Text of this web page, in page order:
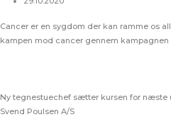
Cancer er en sygdom der kan ramme os
kampen mod cancer gennem kampagnen
Ny tegnestuechef sætter kursen for
Svend Poulsen A/S